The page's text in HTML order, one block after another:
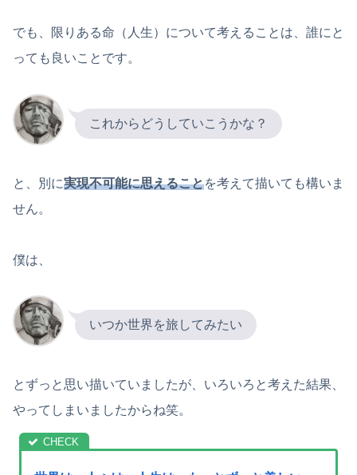
でも、限りある命（人生）について考えることは、誰にと
っても良いことです。
これからどうしていこうかな？
と、別に実現不可能に思えることを考えて描いても構いま
せん。
僕は、
いつか世界を旅してみたい
とずっと思い描いていましたが、いろいろと考えた結果、
やってしまいましたからね笑。